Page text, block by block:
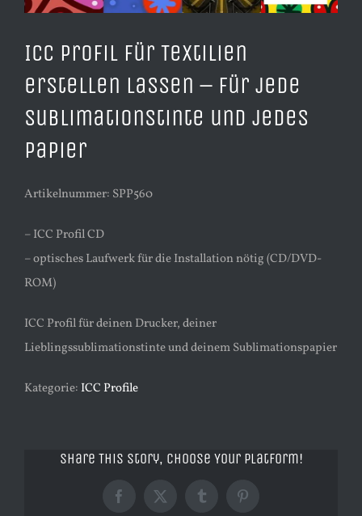
ICC Profil für Textilien
erstellen lassen – für jede
Sublimationstinte und jedes
Papier
Artikelnummer: SPP560
– ICC Profil CD
– optisches Laufwerk für die Installation nötig (CD/DVD-
ROM)
ICC Profil für deinen Drucker, deiner
Lieblingssublimationstinte und deinem Sublimationspapier
Kategorie: ICC Profile
Share This Story, Choose Your Platform!
Facebook
X TumblrPinterest